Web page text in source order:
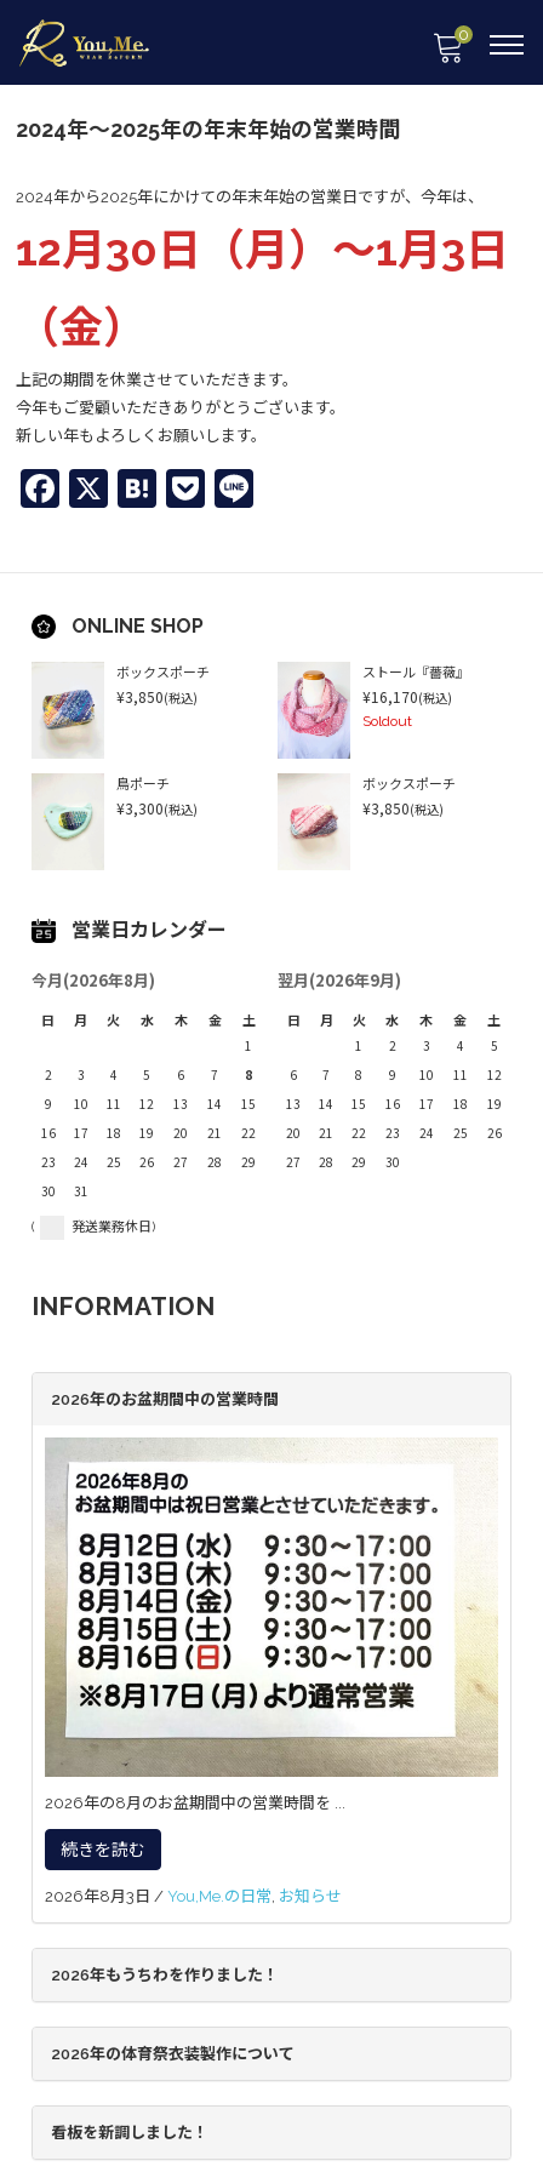
0
2024年～2025年の年末年始の営業時間
2024年から2025年にかけての年末年始の営業日ですが、今年は、
12月30日（月）～1月3日
（金）
上記の期間を休業させていただきます。
今年もご愛顧いただきありがとうございます。
新しい年もよろしくお願いします。
Facebook
X Hatena
Pocket
ONLINE SHOP
ボックスポーチ
¥3,850(税込)
ストール『薔薇』
¥16,170(税込)
Soldout
鳥ポーチ
¥3,300(税込)
ボックスポーチ
¥3,850(税込)
営業日カレンダー
今月(2026年8月)
日 月 火 水 木 金 土
1
2
3 4 5 6 7
8
9
10 11 12 13 14
15
16
17 18 19 20 21
22
23
24 25 26 27 28
29
30
31
翌月(2026年9月)
日 月 火 水 木 金 土
1 2 3 4
5
6
7 8 9 10 11
12
13
14 15 16 17 18
19
20
21 22 23 24 25
26
27
28 29 30
( 発送業務休日)
INFORMATION
2026年のお盆期間中の営業時間
2026年の8月のお盆期間中の営業時間を ...
続きを読む
2026年8月3日 / You,Me.の日常, お知らせ
2026年もうちわを作りました！
2026年の体育祭衣装製作について
看板を新調しました！